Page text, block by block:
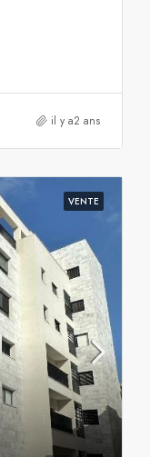
il y a2 ans
VENTE